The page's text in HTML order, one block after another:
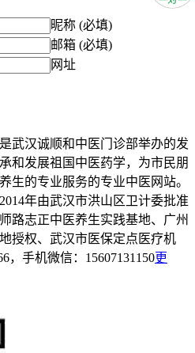
昵称 (必填)
邮箱 (必填)
网址
武汉诚顺和中医门诊部举办的发
和发展祖国中医药学，为市民朋
生的专业服务的专业中医网站。
年由武汉市洪山区卫计委批准
路志正中医养生实践基地、广州
授权、武汉市医保定点医疗机
，手机微信：15607131150更